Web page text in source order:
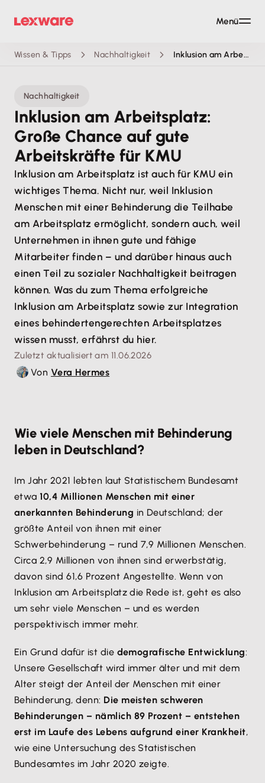
Wissen & Tipps Nachhaltigkeit Inklusion am Arbeitsplatz: Große Chance auf gute Leute für KMU
Nachhaltigkeit
Inklusion am Arbeitsplatz:
Große Chance auf gute
Arbeitskräfte für KMU
Inklusion am Arbeitsplatz ist auch für KMU ein
wichtiges Thema. Nicht nur, weil Inklusion
Menschen mit einer Behinderung die Teilhabe
am Arbeitsplatz ermöglicht, sondern auch, weil
Unternehmen in ihnen gute und fähige
Mitarbeiter finden – und darüber hinaus auch
einen Teil zu sozialer Nachhaltigkeit beitragen
können. Was du zum Thema erfolgreiche
Inklusion am Arbeitsplatz sowie zur Integration
eines behindertengerechten Arbeitsplatzes
wissen musst, erfährst du hier.
Zuletzt aktualisiert am 11.06.2026
Von Vera Hermes
Wie viele Menschen mit Behinderung
leben in Deutschland?
Im Jahr 2021 lebten laut Statistischem Bundesamt
etwa10,4 Millionen Menschen mit einer
anerkannten Behinderung in Deutschland; der
größte Anteil von ihnen mit einer
Schwerbehinderung – rund 7,9 Millionen Menschen.
Circa 2,9 Millionen von ihnen sind erwerbstätig,
davon sind 61,6 Prozent Angestellte. Wenn von
Inklusion am Arbeitsplatz die Rede ist, geht es also
um sehr viele Menschen – und es werden
perspektivisch immer mehr.
Ein Grund dafür ist die demografische Entwicklung:
Unsere Gesellschaft wird immer älter und mit dem
Alter steigt der Anteil der Menschen mit einer
Behinderung, denn: Die meisten schweren
Behinderungen – nämlich 89 Prozent – entstehen
erst im Laufe des Lebens aufgrund einer Krankheit,
wie eine Untersuchung des Statistischen
Bundesamtes im Jahr 2020 zeigte.
Menü